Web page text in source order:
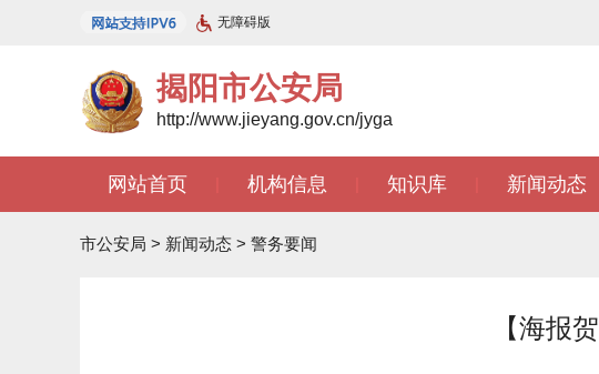
无障碍版
揭阳市公安局
http://www.jieyang.gov.cn/jyga
网站首页 机构信息 知识库 新闻动态
市公安局 > 新闻动态 > 警务要闻
【海报